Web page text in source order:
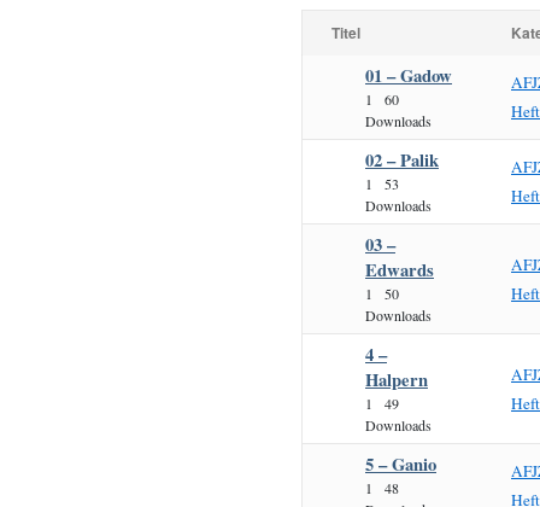
Titel
01 – Gadow
1
60
Downloads
02 – Palik
1
53
Downloads
03 –
Edwards
1
50
Downloads
4 –
Halpern
1
49
Downloads
5 – Ganio
1
48